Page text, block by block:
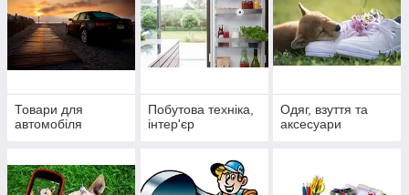
Товари для
автомобіля
Побутова техніка,
інтер'єр
Одяг, взуття та
аксесуари